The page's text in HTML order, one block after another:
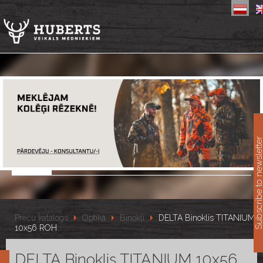
Preču katalogs Optika Binokļi
DELTA Binoklis TITANIUM
10x56 ROH
DELTA Binoklis TITANIUM 10x56
Subscribe